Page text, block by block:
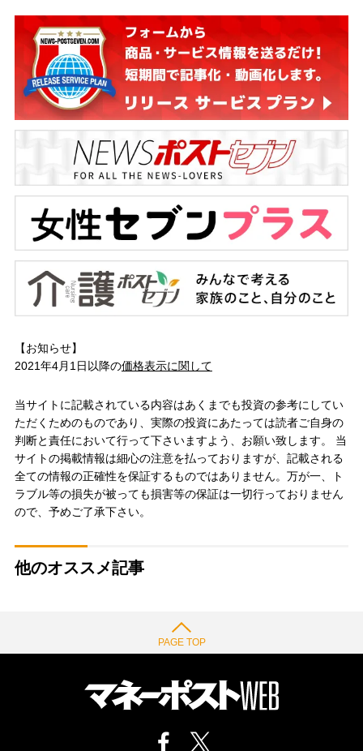
【お知らせ】
2021年4月1日以降の価格表示に関して
当サイトに記載されている内容はあくまでも投資の参考にしてい
ただくためのものであり、実際の投資にあたっては読者ご自身の
判断と責任において行って下さいますよう、お願い致します。 当
サイトの掲載情報は細心の注意を払っておりますが、記載される
全ての情報の正確性を保証するものではありません。万が一、ト
ラブル等の損失が被っても損害等の保証は一切行っておりません
ので、予めご了承下さい。
他のオススメ記事
PAGE TOP